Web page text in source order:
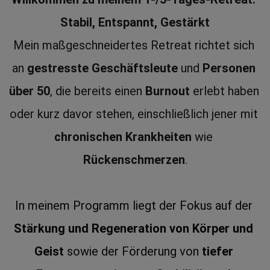
Stabil, Entspannt, Gestärkt
Mein maßgeschneidertes Retreat richtet sich
an gestresste Geschäftsleute und Personen
über 50, die bereits einen Burnout erlebt haben
chronischen Krankheiten
Rückenschmerzen.
Stärkung und Regeneration von Körper und
Geist sowie der Förderung von tiefer